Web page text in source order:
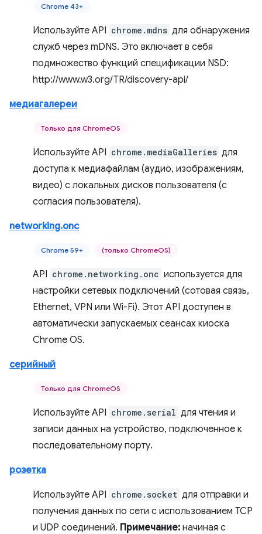
Chrome 43+
Используйте API chrome.mdns для обнаружения
служб через mDNS. Это включает в себя
подмножество функций спецификации NSD:
http://www.w3.org/TR/discovery-api/
медиагалереи
Только для ChromeOS
Используйте API chrome.mediaGalleries для
доступа к медиафайлам (аудио, изображениям,
видео) с локальных дисков пользователя (с
согласия пользователя).
networking.onc
Chrome 59+ (только ChromeOS)
API chrome.networking.onc используется для
настройки сетевых подключений (сотовая связь,
Ethernet, VPN или Wi-Fi). Этот API доступен в
автоматически запускаемых сеансах киоска
Chrome OS.
серийный
Только для ChromeOS
Используйте API chrome.serial для чтения и
записи данных на устройство, подключенное к
последовательному порту.
розетка
Используйте API chrome.socket для отправки и
получения данных по сети с использованием TCP
и UDP соединений. Примечание: начиная с